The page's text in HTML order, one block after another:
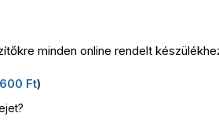
minden online rendelt
Ft)